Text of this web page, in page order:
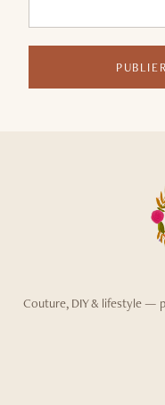
Couture, DIY & lifestyle —